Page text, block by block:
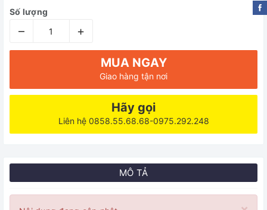
Số lượng
– +
MUA NGAY
Giao hàng tận nơi
Hãy gọi
Liên hệ 0858.55.68.68-0975.292.248
MÔ TẢ